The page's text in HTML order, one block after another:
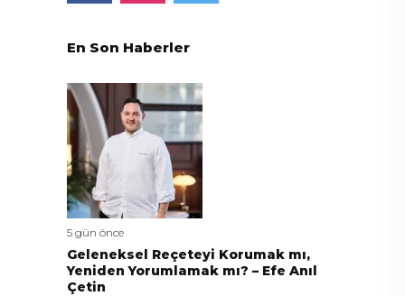
En Son Haberler
5 gün önce
Geleneksel Reçeteyi Korumak mı,
Yeniden Yorumlamak mı? – Efe Anıl
Çetin